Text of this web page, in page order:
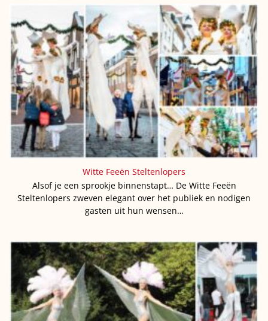
Witte Feeën Steltenlopers
Alsof je een sprookje binnenstapt… De Witte Feeën
Steltenlopers zweven elegant over het publiek en nodigen
gasten uit hun wensen…